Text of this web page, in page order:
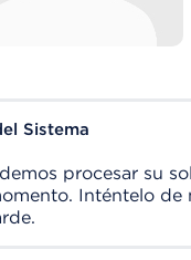
Sistema
procesar su
Inténtelo de